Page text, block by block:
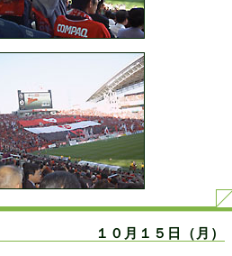
１０月１５日（月）